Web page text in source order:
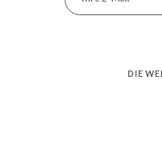
DIE